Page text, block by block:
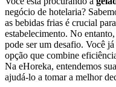
negócio de hotelaria?
as bebidas frias é crucial
estabelecimento. No
pode ser um desafio. Você
opção que combine
Na eHoreka, entendemos
ajudá-lo a tomar a melhor